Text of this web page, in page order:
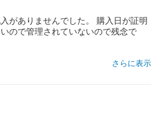
がありませんでした。 購入日が証明
ので管理されていないので残念で
さらに表示